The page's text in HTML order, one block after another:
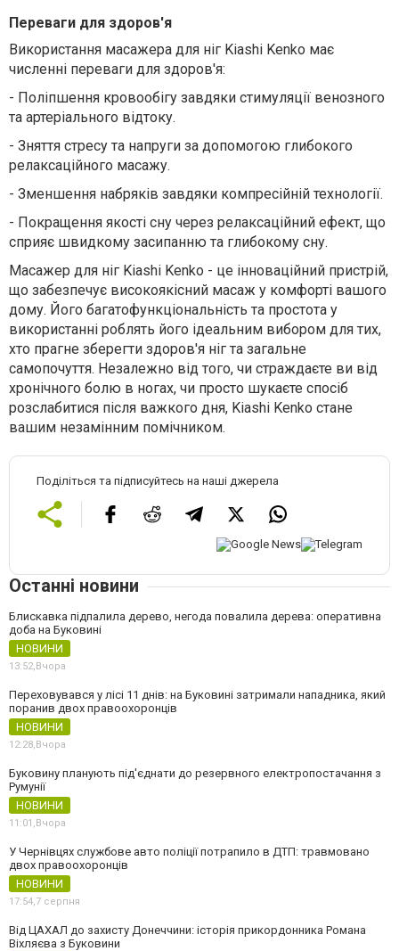
Переваги для здоров'я
Використання масажера для ніг Kiashi Kenko має
численні переваги для здоров'я:
- Поліпшення кровообігу завдяки стимуляції венозного
та артеріального відтоку.
- Зняття стресу та напруги за допомогою глибокого
релаксаційного масажу.
- Зменшення набряків завдяки компресійній технології.
- Покращення якості сну через релаксаційний ефект, що
сприяє швидкому засипанню та глибокому сну.
Масажер для ніг Kiashi Kenko - це інноваційний пристрій,
що забезпечує високоякісний масаж у комфорті вашого
дому. Його багатофункціональність та простота у
використанні роблять його ідеальним вибором для тих,
хто прагне зберегти здоров'я ніг та загальне
самопочуття. Незалежно від того, чи страждаєте ви від
хронічного болю в ногах, чи просто шукаєте спосіб
розслабитися після важкого дня, Kiashi Kenko стане
вашим незамінним помічником.
Поділіться та підписуйтесь на наші джерела
Останні новини
Блискавка підпалила дерево, негода повалила дерева: оперативна
доба на Буковині
НОВИНИ
13:52,Вчора
Переховувався у лісі 11 днів: на Буковині затримали нападника, який
поранив двох правоохоронців
НОВИНИ
12:28,Вчора
Буковину планують під'єднати до резервного електропостачання з
Румунії
НОВИНИ
11:01,Вчора
У Чернівцях службове авто поліції потрапило в ДТП: травмовано
двох правоохоронців
НОВИНИ
17:54,7 серпня
Від ЦАХАЛ до захисту Донеччини: історія прикордонника Романа
Віхляєва з Буковини